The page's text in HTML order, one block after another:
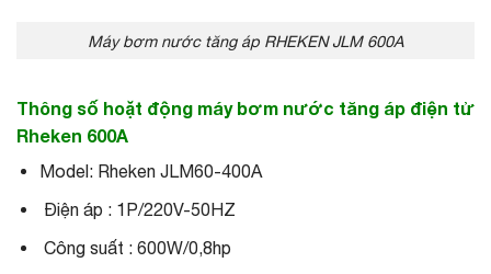
Máy bơm nước tăng áp RHEKEN JLM 600A
Thông số hoặt động máy bơm nước tăng áp điện tử
Rheken 600A
Model: Rheken JLM60-400A
Điện áp : 1P/220V-50HZ
Công suất : 600W/0,8hp